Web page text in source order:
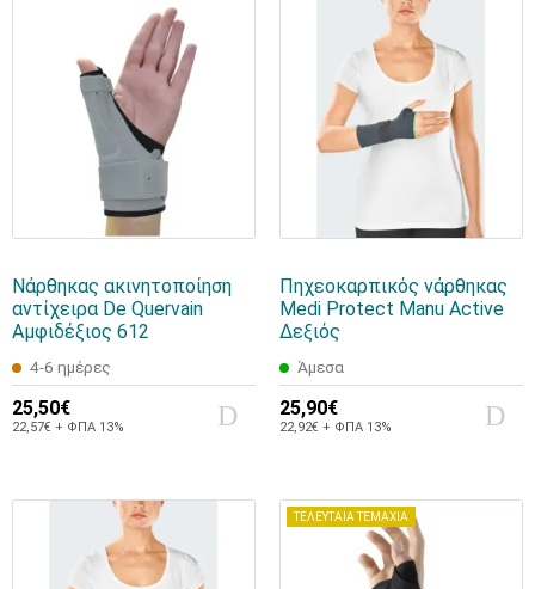
Νάρθηκας ακινητοποίηση
αντίχειρα De Quervain
Αμφιδέξιος 612
4-6 ημέρες
25,50€
22,57€ + ΦΠΑ 13%
Πηχεοκαρπικός νάρθηκας
Medi Protect Manu Active
Δεξιός
Άμεσα
25,90€
22,92€ + ΦΠΑ 13%
ΤΕΛΕΥΤΑΙΑ ΤΕΜΑΧΙΑ